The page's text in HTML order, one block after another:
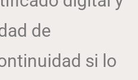
de
si lo